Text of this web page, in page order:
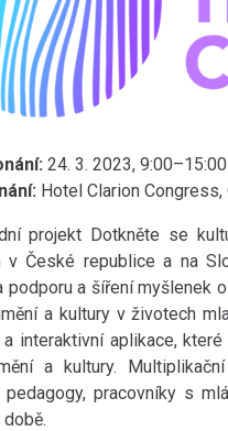
24. 3. 2023, 9:00–15:00
Hotel Clarion Congress,
projekt Dotkněte se
v České republice a na
podporu a šíření myšlenek
a kultury v životech
a interaktivní aplikace,
a kultury.
pedagogy, pracovníky s